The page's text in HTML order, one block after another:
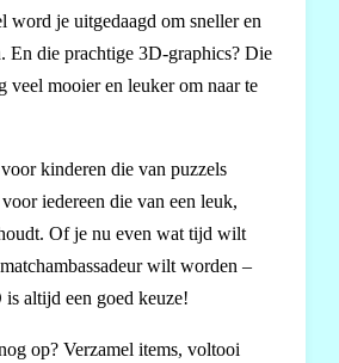
word je uitgedaagd om sneller en
En die prachtige 3D-graphics? Die
veel mooier en leuker om naar te
kinderen die van puzzels
iedereen die van een leuk,
Of je nu even wat tijd wilt
wilt worden –
altijd een goed keuze!
op? Verzamel items, voltooi